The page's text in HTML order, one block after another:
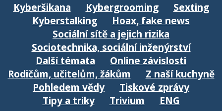
Kyberšikana Kybergrooming
Sexting
Kyberstalking
Hoax, fake news
Sociální sítě a jejich rizika
Sociotechnika, sociální inženýrství
Další témata
Online závislosti
Rodičům, učitelům, žákům
Z naší kuchyně
Pohledem vědy
Tiskové zprávy
Tipy a triky
Trivium ENG